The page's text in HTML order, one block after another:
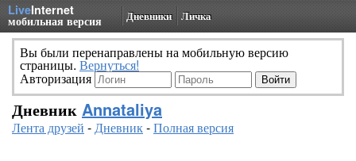
LiveInternet
мобильная версия Дневники Личка
Вы были перенаправлены на мобильную версию
страницы. Вернуться!
Авторизация
Дневник Annataliya
Лента друзей -Дневник-Полная версия